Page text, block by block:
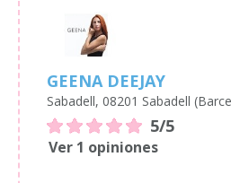
GEENA DEEJAY
Sabadell, 08201 Sabadell
5/5
Ver 1 opiniones